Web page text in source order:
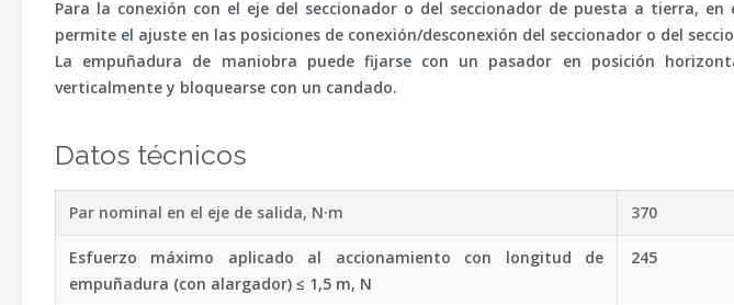
Para la conexión con el eje del seccionador o del seccionador de puesta a tierra,
permite el ajuste en las posiciones de conexión/desconexión del seccionador o del
La empuñadura de maniobra puede fijarse con un pasador en posición
verticalmente y bloquearse con un candado.
Datos técnicos
Par nominal en el eje de salida, N·m 370
Esfuerzo máximo aplicado al accionamiento con longitud de
empuñadura (con alargador) ≤ 1,5 m, N
245